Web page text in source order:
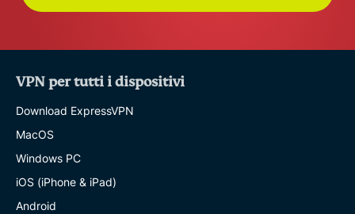
VPN per tutti i dispositivi
Download ExpressVPN
MacOS
Windows PC
iOS (iPhone & iPad)
Android